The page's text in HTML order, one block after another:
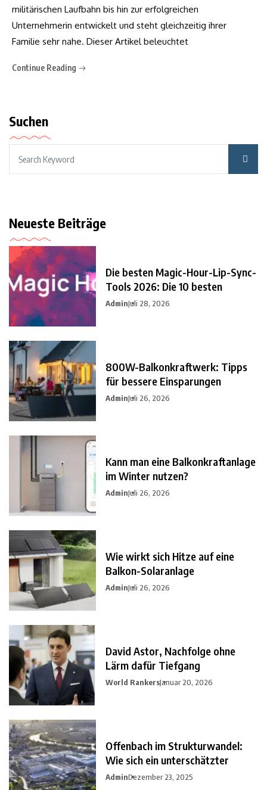
militärischen Laufbahn bis hin zur erfolgreichen
Unternehmerin entwickelt und steht gleichzeitig ihrer
Familie sehr nahe. Dieser Artikel beleuchtet
Continue Reading
Suchen
Neueste Beiträge
Die besten Magic-Hour-Lip-Sync-
Tools 2026: Die 10 besten
AdminJuli 28, 2026
800W-Balkonkraftwerk: Tipps
für bessere Einsparungen
AdminJuli 26, 2026
Kann man eine Balkonkraftanlage
im Winter nutzen?
AdminJuli 26, 2026
Wie wirkt sich Hitze auf eine
Balkon-Solaranlage
AdminJuli 26, 2026
David Astor, Nachfolge ohne
Lärm dafür Tiefgang
World RankersJanuar 20, 2026
Offenbach im Strukturwandel:
Wie sich ein unterschätzter
AdminDezember 23, 2025